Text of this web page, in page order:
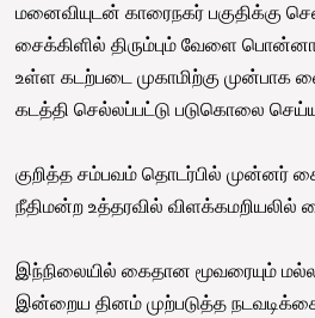
மனைவியுடன் காரைநகர் பகுதிக்கு
சைக்கிளில் திரும்பும் வேளை
உள்ள கடற்படை முகாமிற்கு முன்பாக
கடத்தி செல்லப்பட்டு படுகொலை
குறித்த சம்பவம் தொடர்பில் முன்னர்
நீதிமன்ற உத்தரவில் விளக்கமறியலில்
இந்நிலையில் கைதான மூவரையும்
இன்றைய தினம் முற்படுத்த